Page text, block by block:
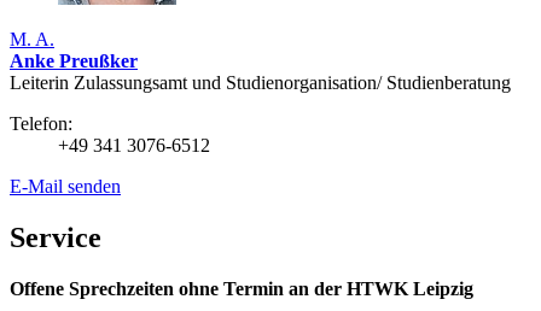
M. A.
Anke Preußker
Leiterin Zulassungsamt und Studienorganisation/ Studienberatung
Telefon:
+49 341 3076-6512
E-Mail senden
Service
Offene Sprechzeiten ohne Termin an der HTWK Leipzig